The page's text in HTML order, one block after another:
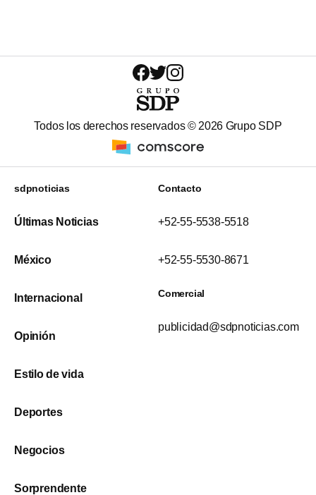
Todos los derechos reservados © 2026 Grupo SDP
sdpnoticias
Últimas Noticias
México
Internacional
Opinión
Estilo de vida
Deportes
Negocios
Sorprendente
Contacto
+52-55-5538-5518
+52-55-5530-8671
Comercial
publicidad@sdpnoticias.com